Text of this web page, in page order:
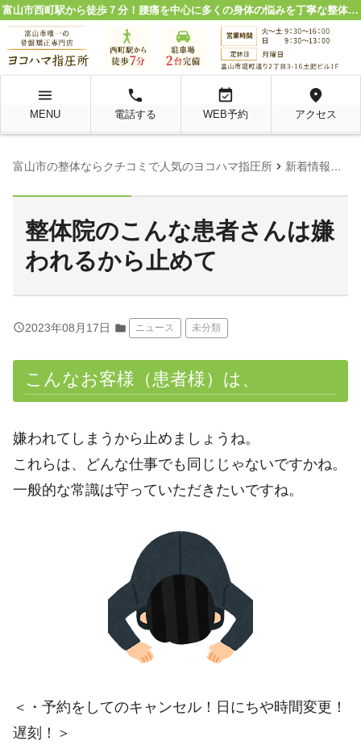
富山市西町駅から徒歩７分！腰痛を中心に多くの身体の悩みを丁寧な整体施術で解決。
menu
MENU
local_phone
電話する
event_available
WEB予約
location_on
アクセス
富山市の整体ならクチコミで人気のヨコハマ指圧所 chevron_right 新着情報
整体院のこんな患者さんは嫌
われるから止めて
query_builder2023年08月17日 folder ニュース 未分類
こんなお客様（患者様）は、
嫌われてしまうから止めましょうね。
これらは、どんな仕事でも同じじゃないですかね。
一般的な常識は守っていただきたいですね。
＜・予約をしてのキャンセル！日にちや時間変更！
遅刻！＞